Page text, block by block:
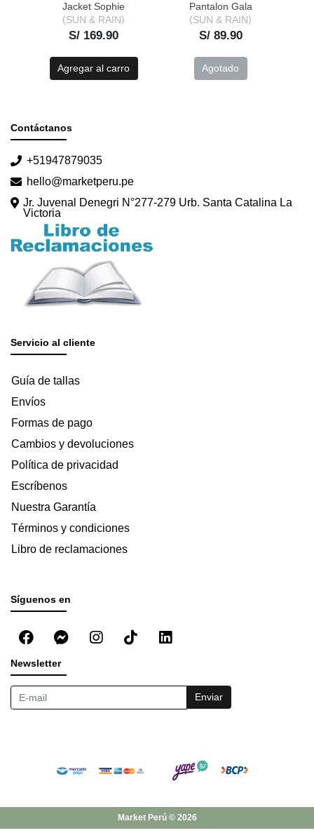
Jacket Sophie
SUN & RAIN
S/ 169.90
Agregar al carro
Pantalon Gala
SUN & RAIN
S/ 89.90
Agotado
Contáctanos
+51947879035
hello@marketperu.pe
Jr. Juvenal Denegri N°277-279 Urb. Santa Catalina La
Victoria
Servicio al cliente
Guía de tallas
Envíos
Formas de pago
Cambios y devoluciones
Política de privacidad
Escríbenos
Nuestra Garantía
Términos y condiciones
Libro de reclamaciones
Síguenos en
Newsletter
Enviar
Market Perú © 2026